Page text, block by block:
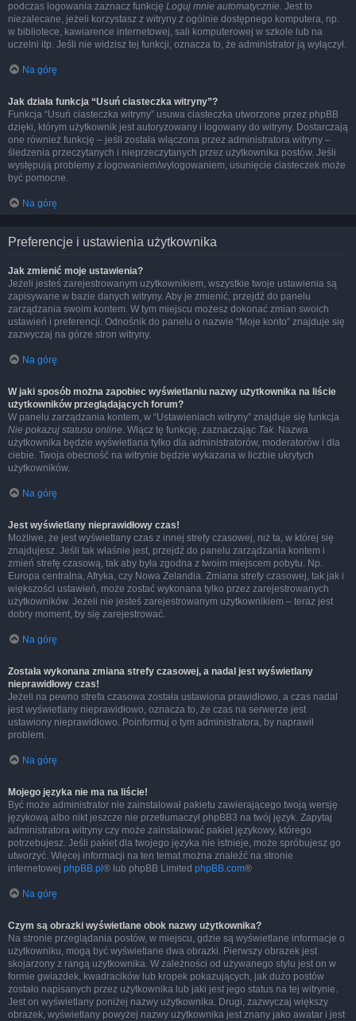
podczas logowania zaznacz funkcję Loguj mnie automatycznie. Jest to
niezalecane, jeżeli korzystasz z witryny z ogólnie dostępnego komputera, np.
w bibliotece, kawiarence internetowej, sali komputerowej w szkole lub na
uczelni itp. Jeśli nie widzisz tej funkcji, oznacza to, że administrator ją wyłączył.
Na górę
Jak działa funkcja “Usuń ciasteczka witryny”?
Funkcja “Usuń ciasteczka witryny” usuwa ciasteczka utworzone przez phpBB
dzięki, którym użytkownik jest autoryzowany i logowany do witryny. Dostarczają
one również funkcję – jeśli została włączona przez administratora witryny –
śledzenia przeczytanych i nieprzeczytanych przez użytkownika postów. Jeśli
występują problemy z logowaniem/wylogowaniem, usunięcie ciasteczek może
być pomocne.
Na górę
Preferencje i ustawienia użytkownika
Jak zmienić moje ustawienia?
Jeżeli jesteś zarejestrowanym użytkownikiem, wszystkie twoje ustawienia są
zapisywane w bazie danych witryny. Aby je zmienić, przejdź do panelu
zarządzania swoim kontem. W tym miejscu możesz dokonać zmian swoich
ustawień i preferencji. Odnośnik do panelu o nazwie “Moje konto” znajduje się
zazwyczaj na górze stron witryny.
Na górę
W jaki sposób można zapobiec wyświetlaniu nazwy użytkownika na liście
użytkowników przeglądających forum?
W panelu zarządzania kontem, w “Ustawieniach witryny” znajduje się funkcja
Nie pokazuj statusu online. Włącz tę funkcję, zaznaczając Tak. Nazwa
użytkownika będzie wyświetlana tylko dla administratorów, moderatorów i dla
ciebie. Twoja obecność na witrynie będzie wykazana w liczbie ukrytych
użytkowników.
Na górę
Jest wyświetlany nieprawidłowy czas!
Możliwe, że jest wyświetlany czas z innej strefy czasowej, niż ta, w której się
znajdujesz. Jeśli tak właśnie jest, przejdź do panelu zarządzania kontem i
zmień strefę czasową, tak aby była zgodna z twoim miejscem pobytu. Np.
Europa centralna, Afryka, czy Nowa Zelandia. Zmiana strefy czasowej, tak jak i
większości ustawień, może zostać wykonana tylko przez zarejestrowanych
użytkowników. Jeżeli nie jesteś zarejestrowanym użytkownikiem – teraz jest
dobry moment, by się zarejestrować.
Na górę
Została wykonana zmiana strefy czasowej, a nadal jest wyświetlany
nieprawidłowy czas!
Jeżeli na pewno strefa czasowa została ustawiona prawidłowo, a czas nadal
jest wyświetlany nieprawidłowo, oznacza to, że czas na serwerze jest
ustawiony nieprawidłowo. Poinformuj o tym administratora, by naprawił
problem.
Na górę
Mojego języka nie ma na liście!
Być może administrator nie zainstalował pakietu zawierającego twoją wersję
językową albo nikt jeszcze nie przetłumaczył phpBB3 na twój język. Zapytaj
administratora witryny czy może zainstalować pakiet językowy, którego
potrzebujesz. Jeśli pakiet dla twojego języka nie istnieje, może spróbujesz go
utworzyć. Więcej informacji na ten temat można znaleźć na stronie
internetowej phpBB.pl ® lub phpBB Limited phpBB.com®
Na górę
Czym są obrazki wyświetlane obok nazwy użytkownika?
Na stronie przeglądania postów, w miejscu, gdzie są wyświetlane informacje o
użytkowniku, mogą być wyświetlane dwa obrazki. Pierwszy obrazek jest
skojarzony z rangą użytkownika. W zależności od używanego stylu jest on w
formie gwiazdek, kwadracików lub kropek pokazujących, jak dużo postów
zostało napisanych przez użytkownika lub jaki jest jego status na tej witrynie.
Jest on wyświetlany poniżej nazwy użytkownika. Drugi, zazwyczaj większy
obrazek, wyświetlany powyżej nazwy użytkownika jest znany jako awatar i jest